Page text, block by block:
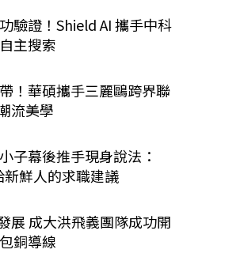
驗證！Shield AI 攜手中科
主搜索
！華碩攜手三麗鷗跨界聯
流美學
子幕後推手現身說法：
新鮮人的求職建議
展 成大洪飛義團隊成功開
銅導線